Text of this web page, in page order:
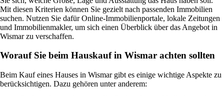
Mit diesen Kriterien können Sie gezielt nach passenden Immobilien
suchen. Nutzen Sie dafür Online-Immobilienportale, lokale Zeitungen
und Immobilienmakler, um sich einen Überblick über das Angebot in
Wismar zu verschaffen.
Worauf Sie beim Hauskauf in Wismar achten sollten
Beim Kauf eines Hauses in Wismar gibt es einige wichtige Aspekte zu
berücksichtigen. Dazu gehören unter anderem: